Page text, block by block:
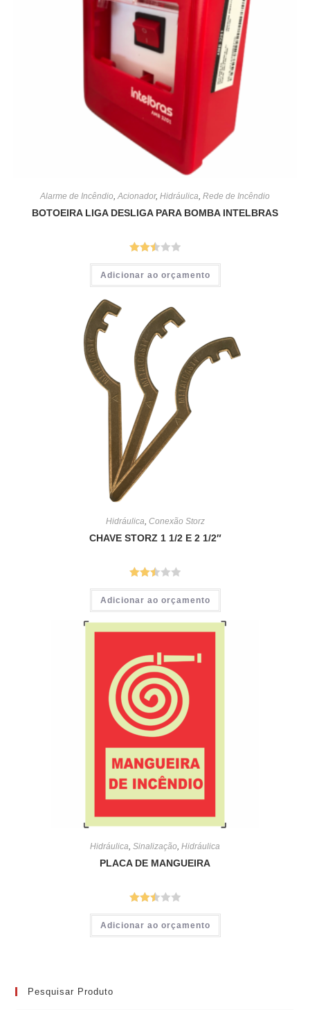
Alarme de Incêndio,Acionador, Hidráulica, Rede de Incêndio
BOTOEIRA LIGA DESLIGA PARA BOMBA INTELBRAS
Avalia
ção
Adicionar ao orçamento
Hidráulica, Conexão Storz
CHAVE STORZ 1 1/2 E 2 1/2″
Avalia
ção
de 5
Adicionar ao orçamento
Hidráulica, Sinalização, Hidráulica
PLACA DE MANGUEIRA
Avalia
ção
Adicionar ao orçamento
Pesquisar Produto